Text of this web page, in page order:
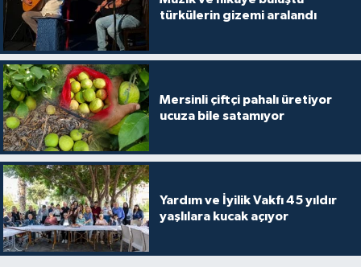
türkülerin gizemi aralandı
Mersinli çiftçi pahalı üretiyor
ucuza bile satamıyor
Yardım ve İyilik Vakfı 45 yıldır
yaşlılara kucak açıyor